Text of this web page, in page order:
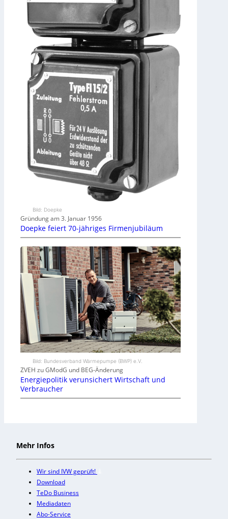
Bild: Doepke
Gründung am 3. Januar 1956
Doepke feiert 70-jähriges Firmenjubiläum
Bild: Bundesverband Wärmepumpe (BWP) e.V.
ZVEH zu GModG und BEG-Änderung
Energiepolitik verunsichert Wirtschaft und
Verbraucher
Mehr Infos
Wir sind IVW geprüft!
Download
TeDo Business
Mediadaten
Abo-Service